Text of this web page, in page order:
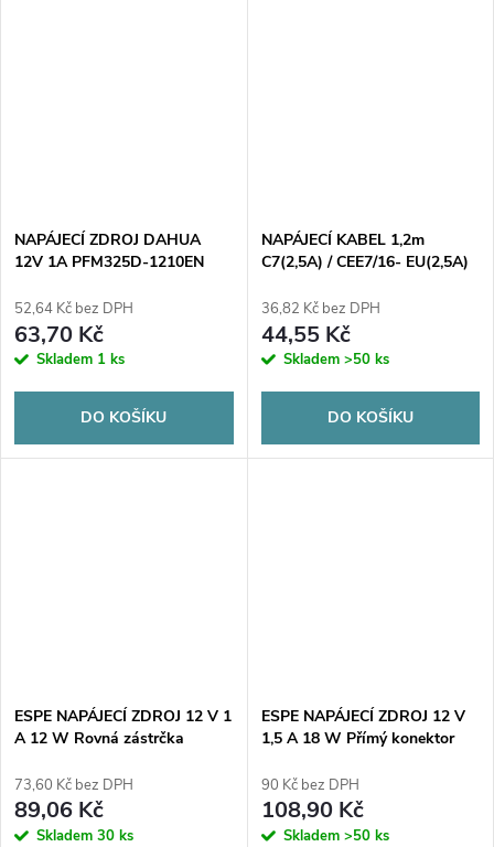
NAPÁJECÍ ZDROJ DAHUA
12V 1A PFM325D-1210EN
52,64 Kč bez DPH
63,70 Kč
Skladem 1 ks
DO KOŠÍKU
NAPÁJECÍ KABEL 1,2m
C7(2,5A) / CEE7/16- EU(2,5A)
36,82 Kč bez DPH
44,55 Kč
Skladem >50 ks
DO KOŠÍKU
ESPE NAPÁJECÍ ZDROJ 12 V 1
A 12 W Rovná zástrčka
73,60 Kč bez DPH
89,06 Kč
Skladem 30 ks
ESPE NAPÁJECÍ ZDROJ 12 V
1,5 A 18 W Přímý konektor
90 Kč bez DPH
108,90 Kč
Skladem >50 ks